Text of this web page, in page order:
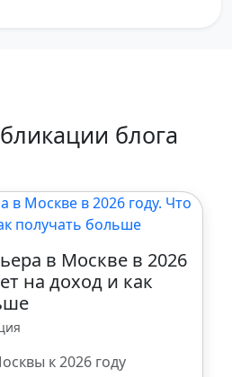
блога
в Москве в 2026
на доход и как
к 2026 году